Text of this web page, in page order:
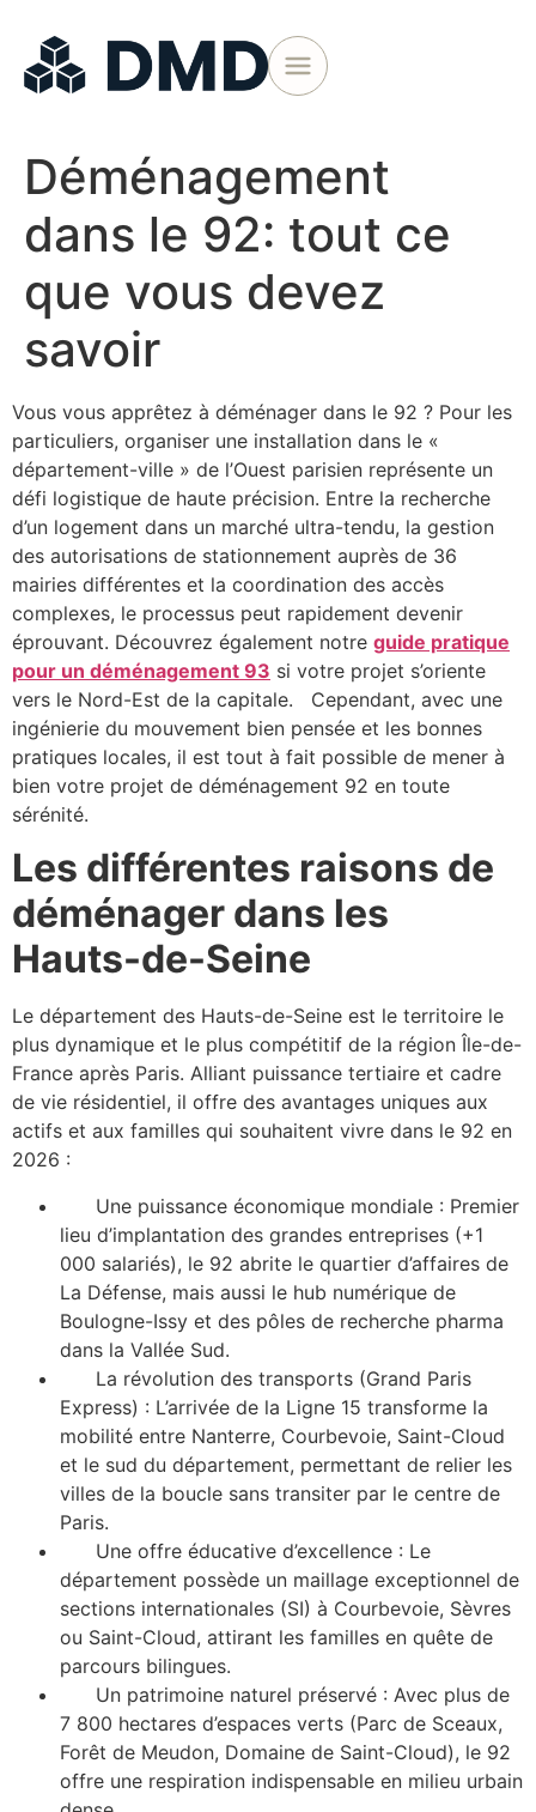
Déménagement
dans le 92: tout ce
que vous devez
savoir
Vous vous apprêtez à déménager dans le 92 ? Pour les
particuliers, organiser une installation dans le «
département-ville » de l’Ouest parisien représente un
défi logistique de haute précision. Entre la recherche
d’un logement dans un marché ultra-tendu, la gestion
des autorisations de stationnement auprès de 36
mairies différentes et la coordination des accès
complexes, le processus peut rapidement devenir
éprouvant. Découvrez également notre guide pratique
pour un déménagement 93 si votre projet s’oriente
vers le Nord-Est de la capitale. Cependant, avec une
ingénierie du mouvement bien pensée et les bonnes
pratiques locales, il est tout à fait possible de mener à
bien votre projet de déménagement 92 en toute
sérénité.
Les différentes raisons de
déménager dans les
Hauts-de-Seine
Le département des Hauts-de-Seine est le territoire le
plus dynamique et le plus compétitif de la région Île-de-
France après Paris. Alliant puissance tertiaire et cadre
de vie résidentiel, il offre des avantages uniques aux
actifs et aux familles qui souhaitent vivre dans le 92 en
2026 :
Une puissance économique mondiale : Premier
lieu d’implantation des grandes entreprises (+1
000 salariés), le 92 abrite le quartier d’affaires de
La Défense, mais aussi le hub numérique de
Boulogne-Issy et des pôles de recherche pharma
dans la Vallée Sud.
La révolution des transports (Grand Paris
Express) : L’arrivée de la Ligne 15 transforme la
mobilité entre Nanterre, Courbevoie, Saint-Cloud
et le sud du département, permettant de relier les
villes de la boucle sans transiter par le centre de
Paris.
Une offre éducative d’excellence : Le
département possède un maillage exceptionnel de
sections internationales (SI) à Courbevoie, Sèvres
ou Saint-Cloud, attirant les familles en quête de
parcours bilingues.
Un patrimoine naturel préservé : Avec plus de
7 800 hectares d’espaces verts (Parc de Sceaux,
Forêt de Meudon, Domaine de Saint-Cloud), le 92
offre une respiration indispensable en milieu urbain